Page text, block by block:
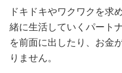
ドキドキやワクワクを求
緒に生活していくパート
を前面に出したり、お金
りません。